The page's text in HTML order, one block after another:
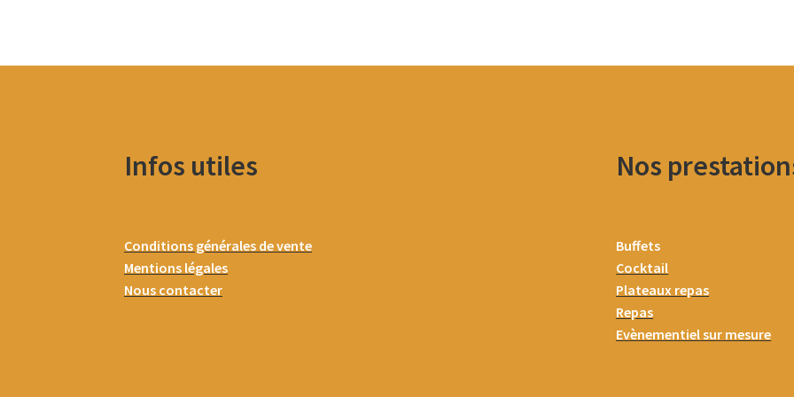
Infos utiles
Conditions générales de vente
Mentions légales
Nous contacter
Nos
Buffets
Cocktail
Plateaux repas
Repas
Evènementiel sur mesure